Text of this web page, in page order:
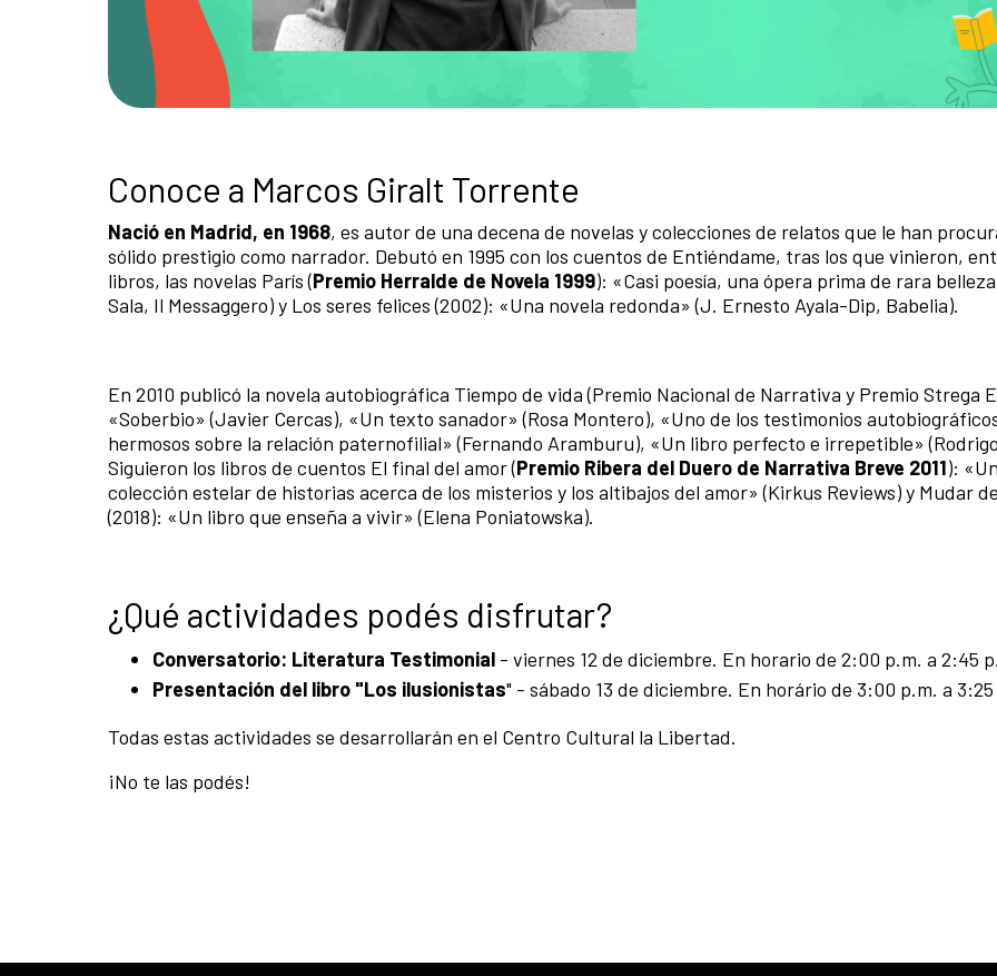
Conoce a Marcos Giralt Torrente
Nació en Madrid, en 1968, es autor de una decena de novelas y colecciones de relatos que le han
sólido prestigio como narrador. Debutó en 1995 con los cuentos de Entiéndame, tras los que vinieron,
libros, las novelas París (Premio Herralde de Novela 1999): «Casi poesía, una ópera prima de rara
Sala, Il Messaggero) y Los seres felices (2002): «Una novela redonda» (J. Ernesto Ayala-Dip, Babelia).
En 2010 publicó la novela autobiográfica Tiempo de vida (Premio Nacional de Narrativa y Premio Strega
«Soberbio» (Javier Cercas), «Un texto sanador» (Rosa Montero), «Uno de los testimonios
hermosos sobre la relación paternofilial» (Fernando Aramburu), «Un libro perfecto e irrepetible»
Siguieron los libros de cuentos El final del amor (Premio Ribera del Duero de Narrativa Breve 2011):
colección estelar de historias acerca de los misterios y los altibajos del amor» (Kirkus Reviews) y Mudar
(2018): «Un libro que enseña a vivir» (Elena Poniatowska).
¿Qué actividades podés disfrutar?
Conversatorio: Literatura Testimonial - viernes 12 de diciembre. En horario de 2:00 p.m. a 2:45
Presentación del libro "Los ilusionistas" - sábado 13 de diciembre. En horário de 3:00 p.m. a 3:25
Todas estas actividades se desarrollarán en el Centro Cultural la Libertad.
¡No te las podés!